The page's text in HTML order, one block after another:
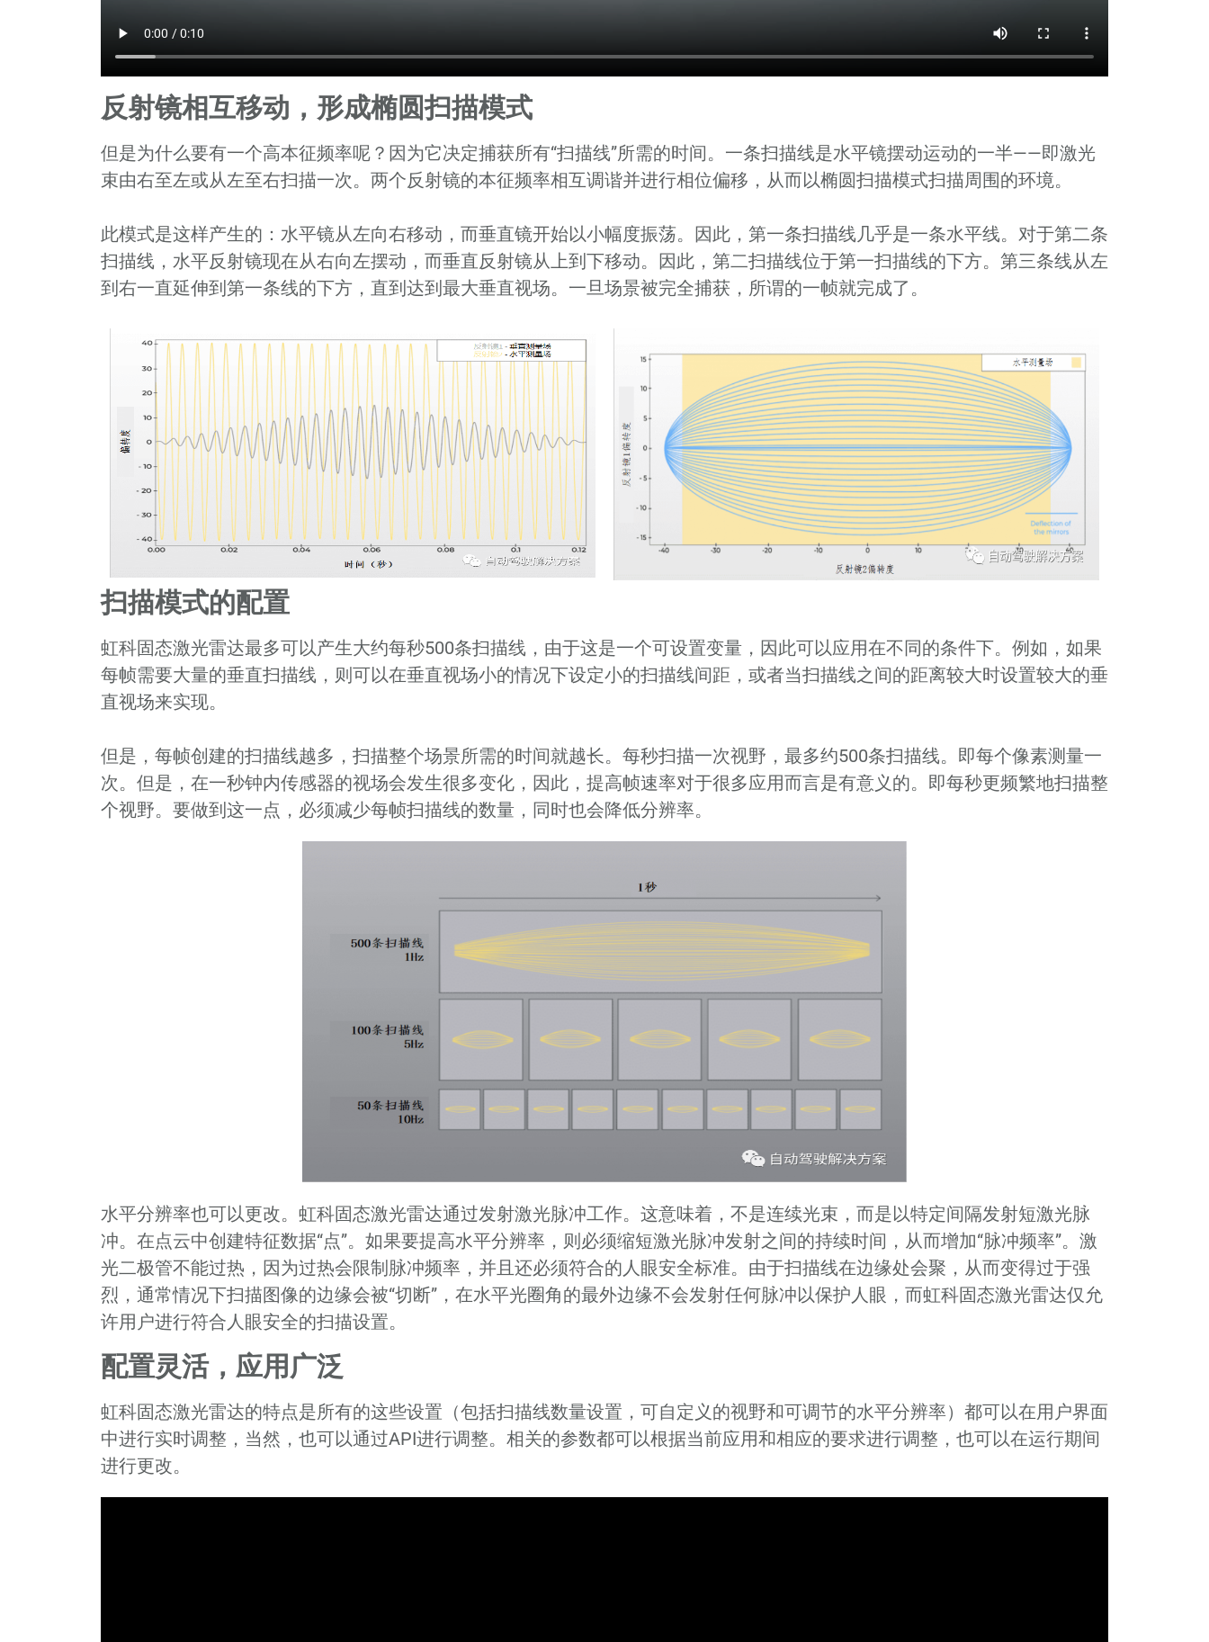
反射镜相互移动，形成椭圆扫描模式
但是为什么要有一个高本征频率呢？因为它决定捕获所有“扫描线”所需的时间。一条扫描线是水平镜摆动运动的一半——即激光
束由右至左或从左至右扫描一次。两个反射镜的本征频率相互调谐并进行相位偏移，从而以椭圆扫描模式扫描周围的环境。
此模式是这样产生的：水平镜从左向右移动，而垂直镜开始以小幅度振荡。因此，第一条扫描线几乎是一条水平线。对于第二条
扫描线，水平反射镜现在从右向左摆动，而垂直反射镜从上到下移动。因此，第二扫描线位于第一扫描线的下方。第三条线从左
到右一直延伸到第一条线的下方，直到达到最大垂直视场。一旦场景被完全捕获，所谓的一帧就完成了。
扫描模式的配置
虹科固态激光雷达最多可以产生大约每秒500条扫描线，由于这是一个可设置变量，因此可以应用在不同的条件下。例如，如果
每帧需要大量的垂直扫描线，则可以在垂直视场小的情况下设定小的扫描线间距，或者当扫描线之间的距离较大时设置较大的垂
直视场来实现。
但是，每帧创建的扫描线越多，扫描整个场景所需的时间就越长。每秒扫描一次视野，最多约500条扫描线。即每个像素测量一
次。但是，在一秒钟内传感器的视场会发生很多变化，因此，提高帧速率对于很多应用而言是有意义的。即每秒更频繁地扫描整
个视野。要做到这一点，必须减少每帧扫描线的数量，同时也会降低分辨率。
水平分辨率也可以更改。虹科固态激光雷达通过发射激光脉冲工作。这意味着，不是连续光束，而是以特定间隔发射短激光脉
冲。在点云中创建特征数据“点”。如果要提高水平分辨率，则必须缩短激光脉冲发射之间的持续时间，从而增加“脉冲频率”。激
光二极管不能过热，因为过热会限制脉冲频率，并且还必须符合的人眼安全标准。由于扫描线在边缘处会聚，从而变得过于强
烈，通常情况下扫描图像的边缘会被“切断”，在水平光圈角的最外边缘不会发射任何脉冲以保护人眼，而虹科固态激光雷达仅允
许用户进行符合人眼安全的扫描设置。
配置灵活，应用广泛
虹科固态激光雷达的特点是所有的这些设置（包括扫描线数量设置，可自定义的视野和可调节的水平分辨率）都可以在用户界面
中进行实时调整，当然，也可以通过API进行调整。相关的参数都可以根据当前应用和相应的要求进行调整，也可以在运行期间
进行更改。